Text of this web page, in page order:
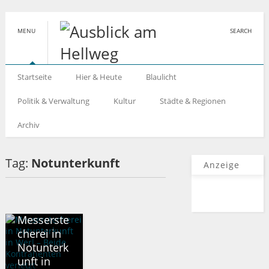
MENU SEARCH
Startseite Hier & Heute Blaulicht
Politik & Verwaltung Kultur Städte & Regionen
Archiv
Tag: Notunterkunft
Messerste
cherei in
Notunterk
unft in
Anzeige